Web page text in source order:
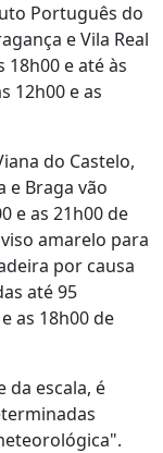
Português do
e Vila Real
e até às
12h00 e as
do Castelo,
e Braga vão
e as 21h00 de
amarelo para
por causa
até 95
as 18h00 de
da escala, é